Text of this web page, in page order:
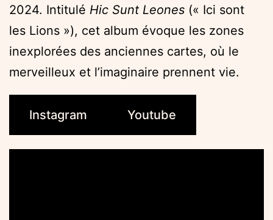
2024. Intitulé Hic Sunt Leones (« Ici sont
les Lions »), cet album évoque les zones
inexplorées des anciennes cartes, où le
merveilleux et l’imaginaire prennent vie.
Instagram Youtube